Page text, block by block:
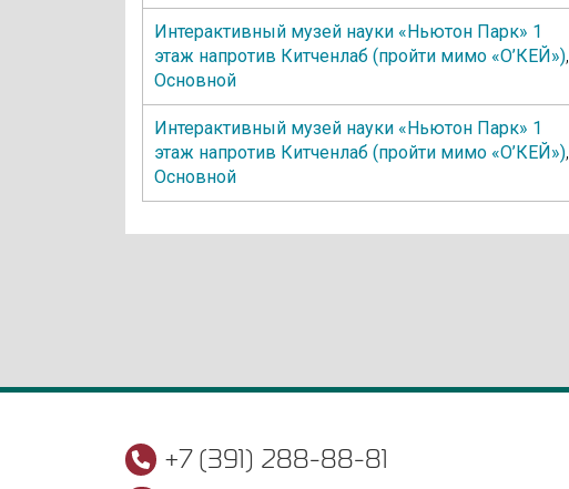
Интерактивный музей науки «Ньютон Парк» 1
этаж напротив Китченлаб (пройти мимо «О’КЕЙ»),
Основной
Интерактивный музей науки «Ньютон Парк» 1
этаж напротив Китченлаб (пройти мимо «О’КЕЙ»),
Основной
+7 (391) 288-88-81